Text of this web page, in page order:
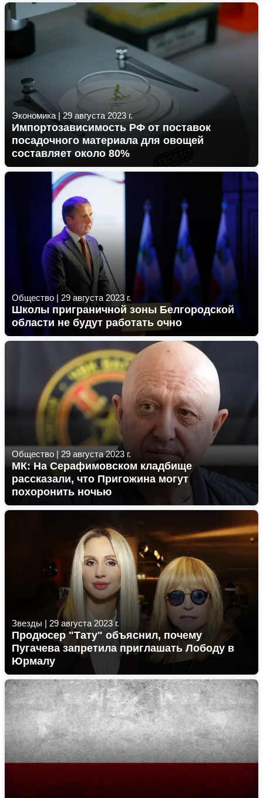
Экономика |29 августа 2023 г.
Импортозависимость РФ от поставок
посадочного материала для овощей
составляет около 80%
Общество | 29 августа 2023 г.
Школы приграничной зоны Белгородской
области не будут работать очно
Общество | 29 августа 2023 г.
МК: На Серафимовском кладбище
рассказали, что Пригожина могут
похоронить ночью
Звезды | 29 августа 2023 г.
Продюсер "Тату" объяснил, почему
Пугачева запретила приглашать Лободу в
Юрмалу